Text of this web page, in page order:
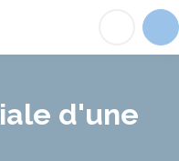
d'une